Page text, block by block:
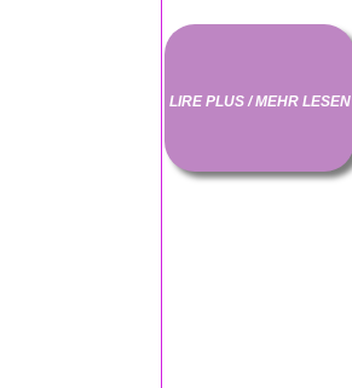
LIRE PLUS / MEHR LESEN